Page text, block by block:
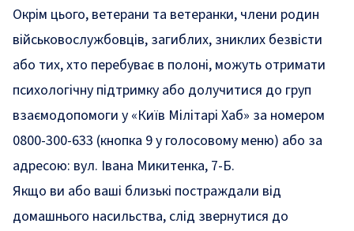
Окрім цього, ветерани та ветеранки, члени родин
військовослужбовців, загиблих, зниклих безвісти
або тих, хто перебуває в полоні, можуть отримати
психологічну підтримку або долучитися до груп
взаємодопомоги у «Київ Мілітарі Хаб» за номером
0800-300-633 (кнопка 9 у голосовому меню) або за
адресою: вул. Івана Микитенка, 7-Б.
Якщо ви або ваші близькі постраждали від
домашнього насильства, слід звернутися до